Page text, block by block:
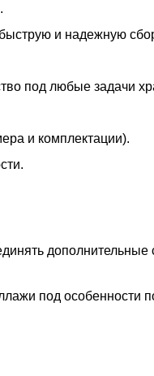
и надежную
под любые задачи
и комплектации).
под